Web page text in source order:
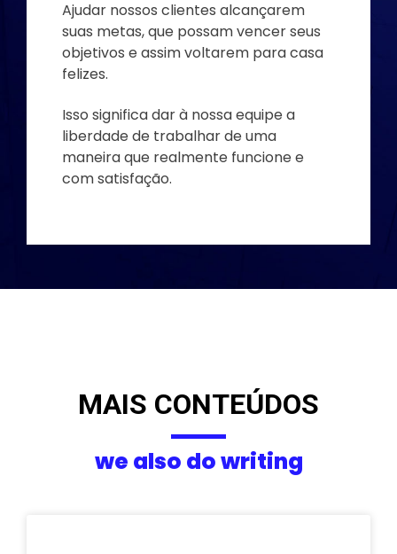
Ajudar nossos clientes alcançarem
suas metas, que possam vencer seus
objetivos e assim voltarem para casa
felizes.
Isso significa dar à nossa equipe a
liberdade de trabalhar de uma
maneira que realmente funcione e
com satisfação.
MAIS CONTEÚDOS
we also do writing